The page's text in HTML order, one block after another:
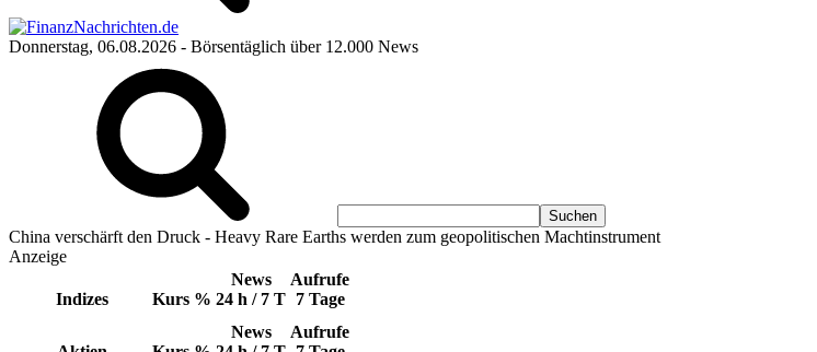
Donnerstag, 06.08.2026 - Börsentäglich über 12.000 News
China verschärft den Druck - Heavy Rare Earths werden zum geopolitischen Machtinstrument
Anzeige
Indizes Kurs %
News
24 h / 7 T
Aufrufe
7 Tage
News
Aufrufe